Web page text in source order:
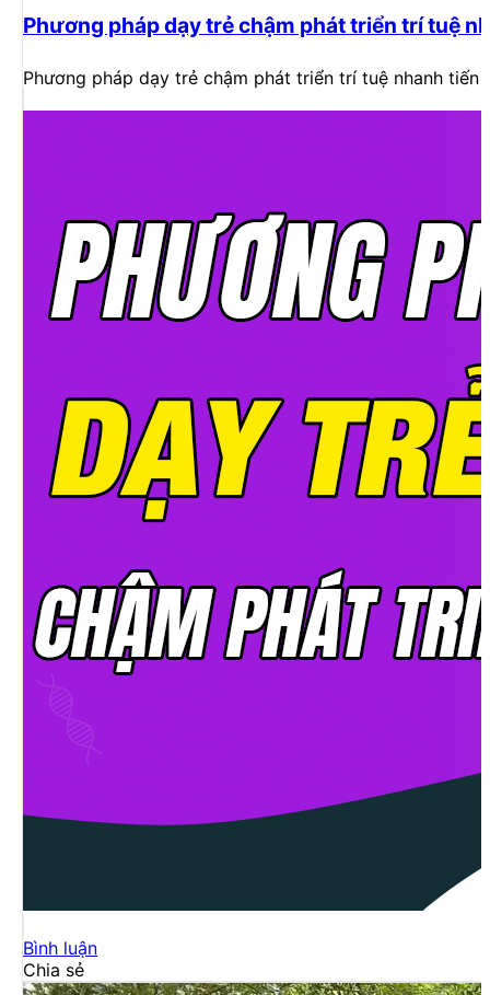
Phương pháp dạy trẻ chậm phát triển trí tuệ
Phương pháp dạy trẻ chậm phát triển trí tuệ nhanh
Bình luận
Chia sẻ